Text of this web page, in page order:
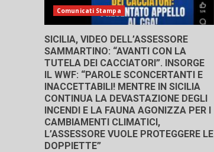
Comunicati Stampa
SICILIA, VIDEO DELL’ASSESSORE
SAMMARTINO: “AVANTI CON LA
TUTELA DEI CACCIATORI”. INSORGE
IL WWF: “PAROLE SCONCERTANTI E
INACCETTABILI! MENTRE IN SICILIA
CONTINUA LA DEVASTAZIONE DEGLI
INCENDI E LA FAUNA AGONIZZA PER I
CAMBIAMENTI CLIMATICI,
L’ASSESSORE VUOLE PROTEGGERE LE
DOPPIETTE”